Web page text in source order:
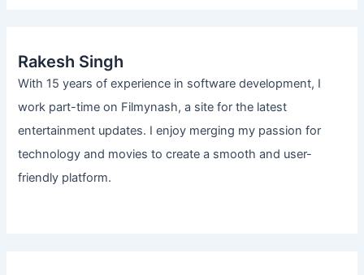
Rakesh Singh
With 15 years of experience in software development, I
work part-time on Filmynash, a site for the latest
entertainment updates. I enjoy merging my passion for
technology and movies to create a smooth and user-
friendly platform.